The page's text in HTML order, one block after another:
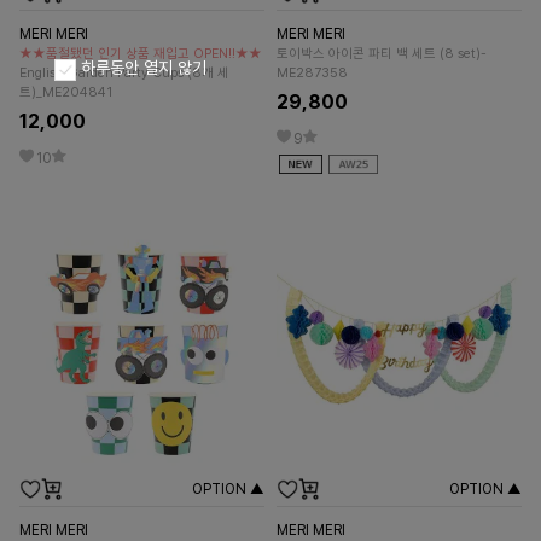
MERI MERI
★★품절됐던 인기 상품 재입고 OPEN!!★★
English Garden Party Cups (8개 세
트)_ME204841
12,000
10
MERI MERI
토이박스 아이콘 파티 백 세트 (8 set)-
ME287358
29,800
9
OPTION ▲
MERI MERI
OPTION ▲
MERI MERI
하루동안 열지 않기